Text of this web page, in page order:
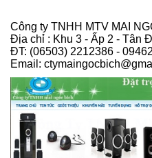
Công ty TNHH MTV MAI
Địa chỉ : Khu 3 - Ấp 2 - Tân
ĐT: (06503) 2212386 -
Email: